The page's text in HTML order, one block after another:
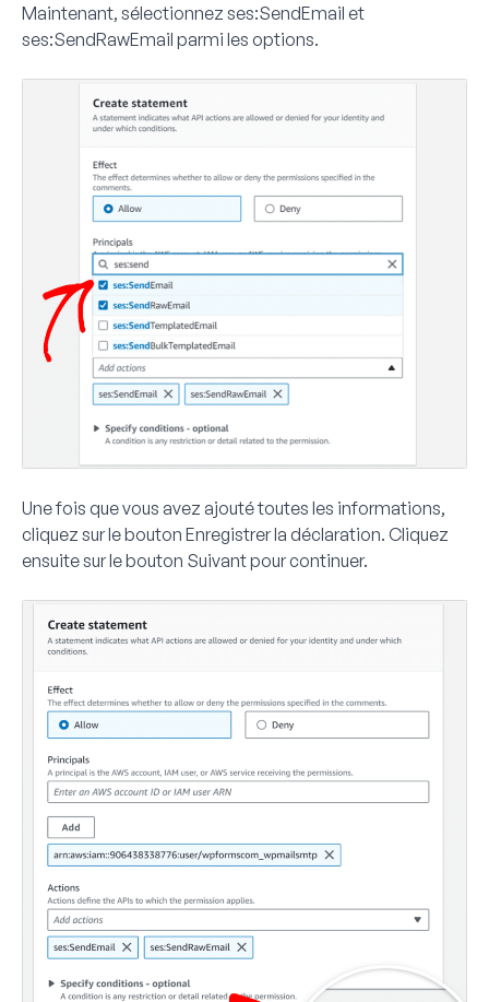
Maintenant, sélectionnez ses:SendEmail et
ses:SendRawEmail parmi les options.
Une fois que vous avez ajouté toutes les informations,
cliquez sur le bouton Enregistrer la déclaration. Cliquez
ensuite sur le bouton Suivantpour continuer.